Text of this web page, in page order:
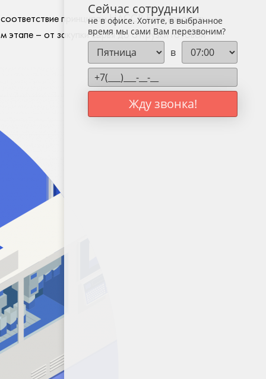
принципам HACCP. Если говорить
– от закупки сырья до отгрузки готовой
Сейчас сотрудники
не в офисе. Хотите, в выбранное
время мы сами Вам перезвоним?
в
Жду звонка!